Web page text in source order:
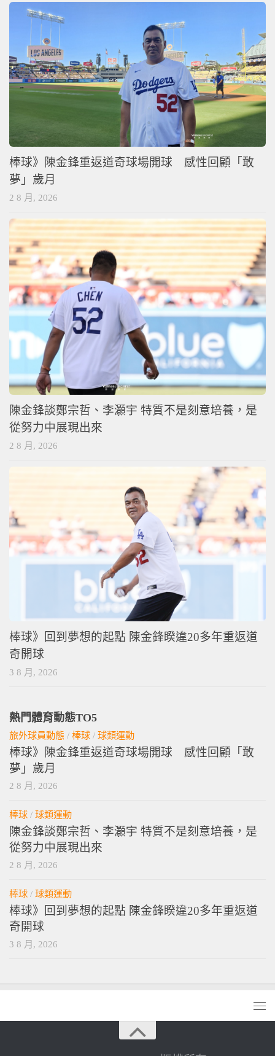
棒球》陳金鋒重返道奇球場開球 感性回顧「敢
夢」歲月
2 8 月, 2026
陳金鋒談鄭宗哲、李灝宇 特質不是刻意培養，是
從努力中展現出來
2 8 月, 2026
棒球》回到夢想的起點 陳金鋒睽違20多年重返道
奇開球
3 8 月, 2026
熱門體育動態TO5
旅外球員動態 / 棒球 / 球類運動
棒球》陳金鋒重返道奇球場開球 感性回顧「敢
夢」歲月
2 8 月, 2026
棒球 / 球類運動
陳金鋒談鄭宗哲、李灝宇 特質不是刻意培養，是
從努力中展現出來
2 8 月, 2026
棒球 / 球類運動
棒球》回到夢想的起點 陳金鋒睽違20多年重返道
奇開球
3 8 月, 2026